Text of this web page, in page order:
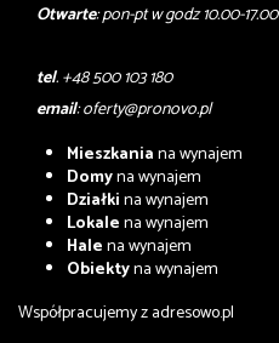
Otwarte: pon-pt w godz 10.00-17.00
tel. +48 500 103 180
email:oferty@pronovo.pl
Mieszkaniana wynajem
Domyna wynajem
Działkina wynajem
Lokalena wynajem
Halena wynajem
Obiektyna wynajem
Współpracujemy zadresowo.pl